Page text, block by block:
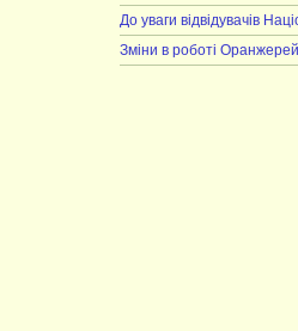
До уваги відвідувачів
Зміни в роботі